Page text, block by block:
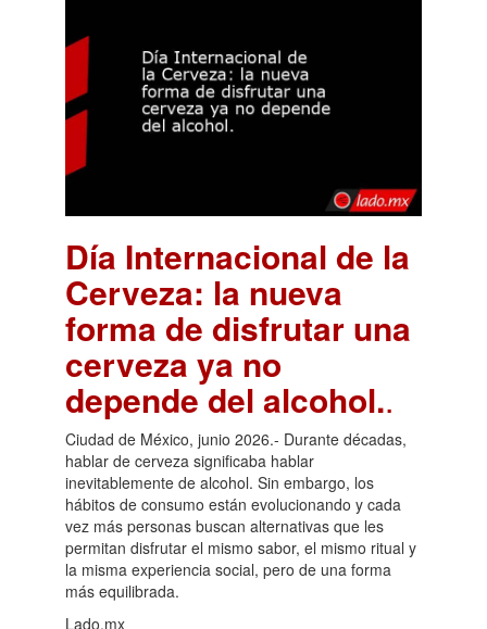
Día Internacional de la
Cerveza: la nueva
forma de disfrutar una
cerveza ya no
depende del alcohol..
Ciudad de México, junio 2026.- Durante décadas,
hablar de cerveza significaba hablar
inevitablemente de alcohol. Sin embargo, los
hábitos de consumo están evolucionando y cada
vez más personas buscan alternativas que les
permitan disfrutar el mismo sabor, el mismo ritual y
la misma experiencia social, pero de una forma
más equilibrada.
Lado.mx